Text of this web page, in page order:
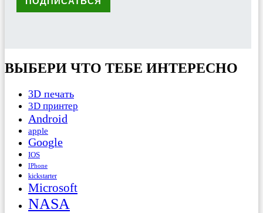
ВЫБЕРИ ЧТО ТЕБЕ ИНТЕРЕСНО
3D печать
3D принтер
Android
apple
Google
IOS
IPhone
kickstarter
Microsoft
NASA